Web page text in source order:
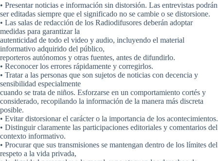
• Presentar noticias e información sin distorsión. Las entrevistas podrán
ser editadas siempre que el significado no se cambie o se distorsione.
• Las salas de redacción de los Radiodifusores deberán adoptar
medidas para garantizar la
autenticidad de todo el video y audio, incluyendo el material
informativo adquirido del público,
reporteros autónomos y otras fuentes, antes de difundirlo.
• Reconocer los errores rápidamente y corregirlos.
• Tratar a las personas que son sujetos de noticias con decencia y
sensibilidad especialmente
cuando se trata de niños. Esforzarse en un comportamiento cortés y
considerado, recopilando la información de la manera más discreta
posible.
• Evitar distorsionar el carácter o la importancia de los acontecimientos.
• Distinguir claramente las participaciones editoriales y comentarios del
contexto informativo.
• Procurar que sus transmisiones se mantengan dentro de los límites del
respeto a la vida privada,